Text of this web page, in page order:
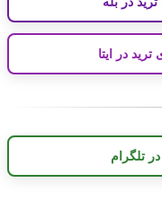
ایتا